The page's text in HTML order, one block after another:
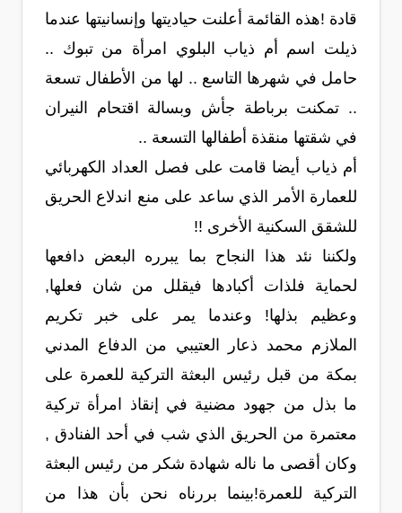
قادة !هذه القائمة أعلنت حياديتها وإنسانيتها عندما
ذيلت اسم أم ذياب البلوي امرأة من تبوك ..
حامل في شهرها التاسع .. لها من الأطفال تسعة
.. تمكنت برباطة جأش وبسالة اقتحام النيران
في شقتها منقذة أطفالها التسعة ..
أم ذياب أيضا قامت على فصل العداد الكهربائي
للعمارة الأمر الذي ساعد على منع اندلاع الحريق
للشقق السكنية الأخرى !!
ولكننا نئد هذا النجاح بما يبرره البعض دافعها
لحماية فلذات أكبادها فيقلل من شان فعلها,
وعظيم بذلها! وعندما يمر على خبر تكريم
الملازم محمد ذعار العتيبي من الدفاع المدني
بمكة من قبل رئيس البعثة التركية للعمرة على
ما بذل من جهود مضنية في إنقاذ امرأة تركية
معتمرة من الحريق الذي شب في أحد الفنادق ,
وكان أقصى ما ناله شهادة شكر من رئيس البعثة
التركية للعمرة!بينما بررناه نحن بأن هذا من